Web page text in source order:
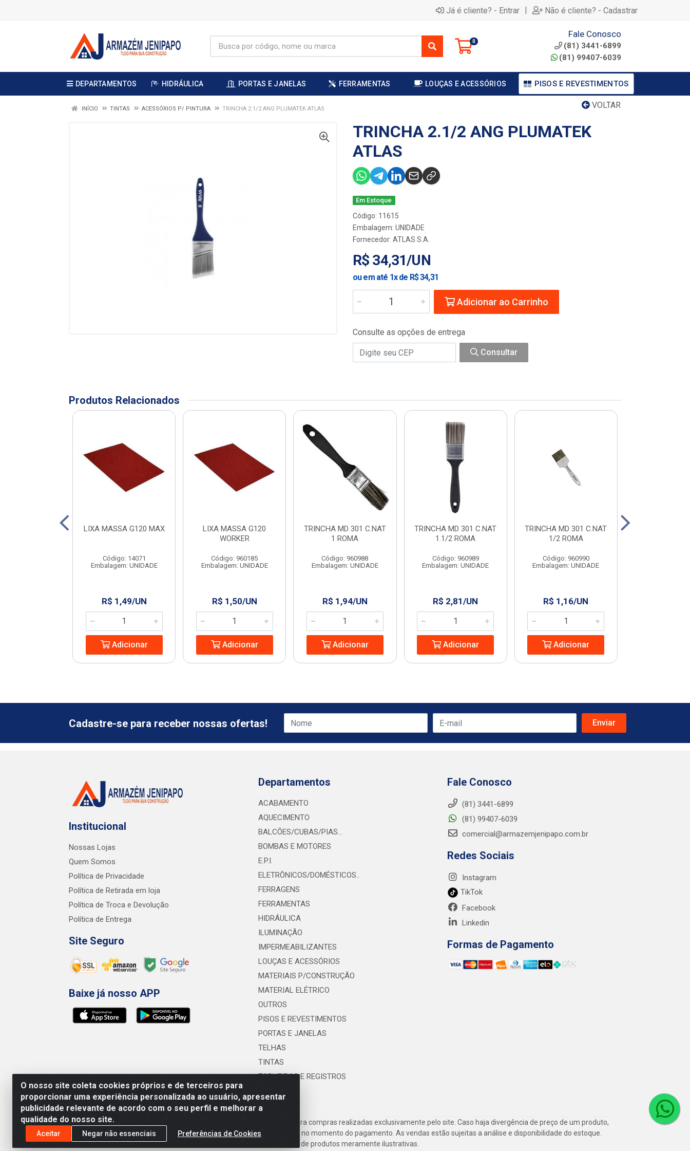
Já é cliente? - Entrar | Não é cliente? - Cadastrar
0
Fale Conosco
(81) 3441-6899
(81) 99407-6039
DEPARTAMENTOS HIDRÁULICA PORTAS E JANELAS FERRAMENTAS LOUÇAS E ACESSÓRIOS PISOS E REVESTIMENTOS
VOLTAR
INÍCIO TINTAS ACESSÓRIOS P/ PINTURA TRINCHA 2.1/2 ANG PLUMATEK ATLAS
TRINCHA 2.1/2 ANG PLUMATEK
ATLAS
Em Estoque
Código: 11615
Embalagem: UNIDADE
Fornecedor: ATLAS S.A.
R$ 34,31/UN
ou em até 1x de R$ 34,31
Adicionar ao Carrinho
Consulte as opções de entrega
Consultar
Produtos Relacionados
LIXA MASSA G120 MAX
Código: 14071
Embalagem: UNIDADE
R$ 1,49/UN
Adicionar
LIXA MASSA G120
WORKER
Código: 960185
Embalagem: UNIDADE
R$ 1,50/UN
Adicionar
TRINCHA MD 301 C.NAT
1 ROMA
Código: 960988
Embalagem: UNIDADE
R$ 1,94/UN
Adicionar
TRINCHA MD 301 C.NAT
1.1/2 ROMA
Código: 960989
Embalagem: UNIDADE
R$ 2,81/UN
Adicionar
TRINCHA MD 301 C.NAT
1/2 ROMA
Código: 960990
Embalagem: UNIDADE
R$ 1,16/UN
Adicionar
O nosso site coleta cookies próprios e de terceiros para
proporcionar uma experiência personalizada ao usuário, apresentar
publicidade relevante de acordo com o seu perfil e melhorar a
qualidade do nosso site.
Aceitar Negar não essenciais Preferências de Cookies
Cadastre-se para receber nossas ofertas!
Institucional
Nossas Lojas
Quem Somos
Política de Privacidade
Política de Retirada em loja
Política de Troca e Devolução
Política de Entrega
Site Seguro
Baixe já nosso APP
Departamentos
ACABAMENTO
AQUECIMENTO
BALCÕES/CUBAS/PIAS...
BOMBAS E MOTORES
E.P.I.
ELETRÔNICOS/DOMÉSTICOS..
FERRAGENS
FERRAMENTAS
HIDRÁULICA
ILUMINAÇÃO
IMPERMEABILIZANTES
LOUÇAS E ACESSÓRIOS
MATERIAIS P/CONSTRUÇÃO
MATERIAL ELÉTRICO
OUTROS
PISOS E REVESTIMENTOS
PORTAS E JANELAS
TELHAS
TINTAS
TORNEIRAS E REGISTROS
Fale Conosco
(81) 3441-6899
(81) 99407-6039
comercial@armazemjenipapo.com.br
Redes Sociais
Instagram
TikTok
Facebook
Linkedin
Formas de Pagamento
Preços, promoções, condições de pagamento e frete são válidos para compras realizadas exclusivamente pelo site. Caso haja divergência de preço de um produto,
será válido o preço que for exibido no carrinho de compras do site no momento do pagamento. As vendas estão sujeitas a análise e disponibilidade do estoque.
Imagens de produtos meramente ilustrativas.